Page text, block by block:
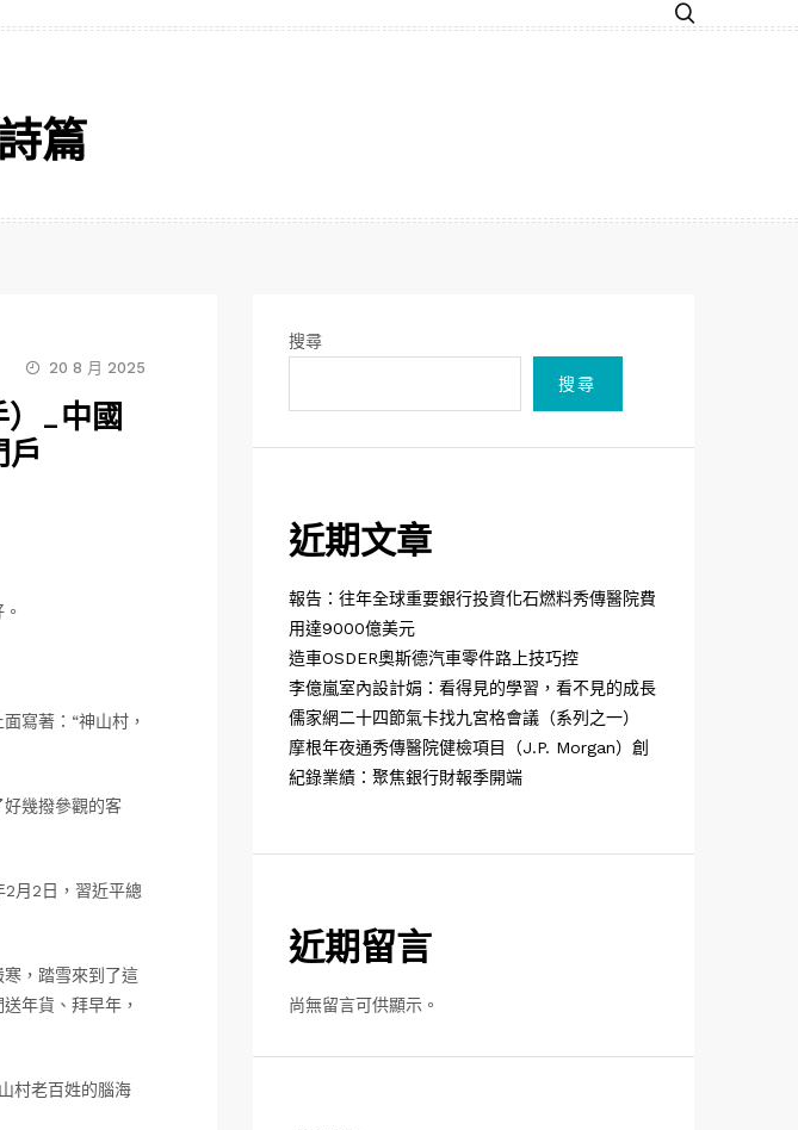
篇
20 8 月 2025
）_中國
戶
寫著：“神山村，
幾撥參觀的客
2月2日，習近平總
，踏雪來到了這
年貨、拜早年，
村老百姓的腦海
搜尋
搜尋
近期文章
報告：往年全球重要銀行投資化石燃料秀傳醫院費
用達9000億美元
造車OSDER奧斯德汽車零件路上技巧控
李億嵐室內設計娟：看得見的學習，看不見的成長
儒家網二十四節氣卡找九宮格會議（系列之一）
摩根年夜通秀傳醫院健檢項目（J.P. Morgan）創
紀錄業績：聚焦銀行財報季開端
近期留言
尚無留言可供顯示。